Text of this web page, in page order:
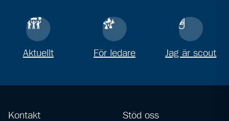
Aktuellt För ledare Jag är scout
Kontakt Stöd oss